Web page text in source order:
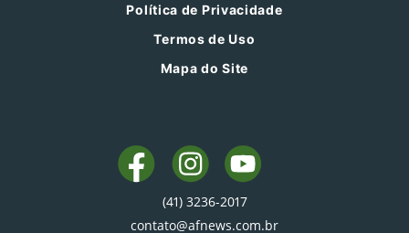
Política de Privacidade
Termos de Uso
Mapa do Site
(41) 3236-2017
contato@afnews.com.br